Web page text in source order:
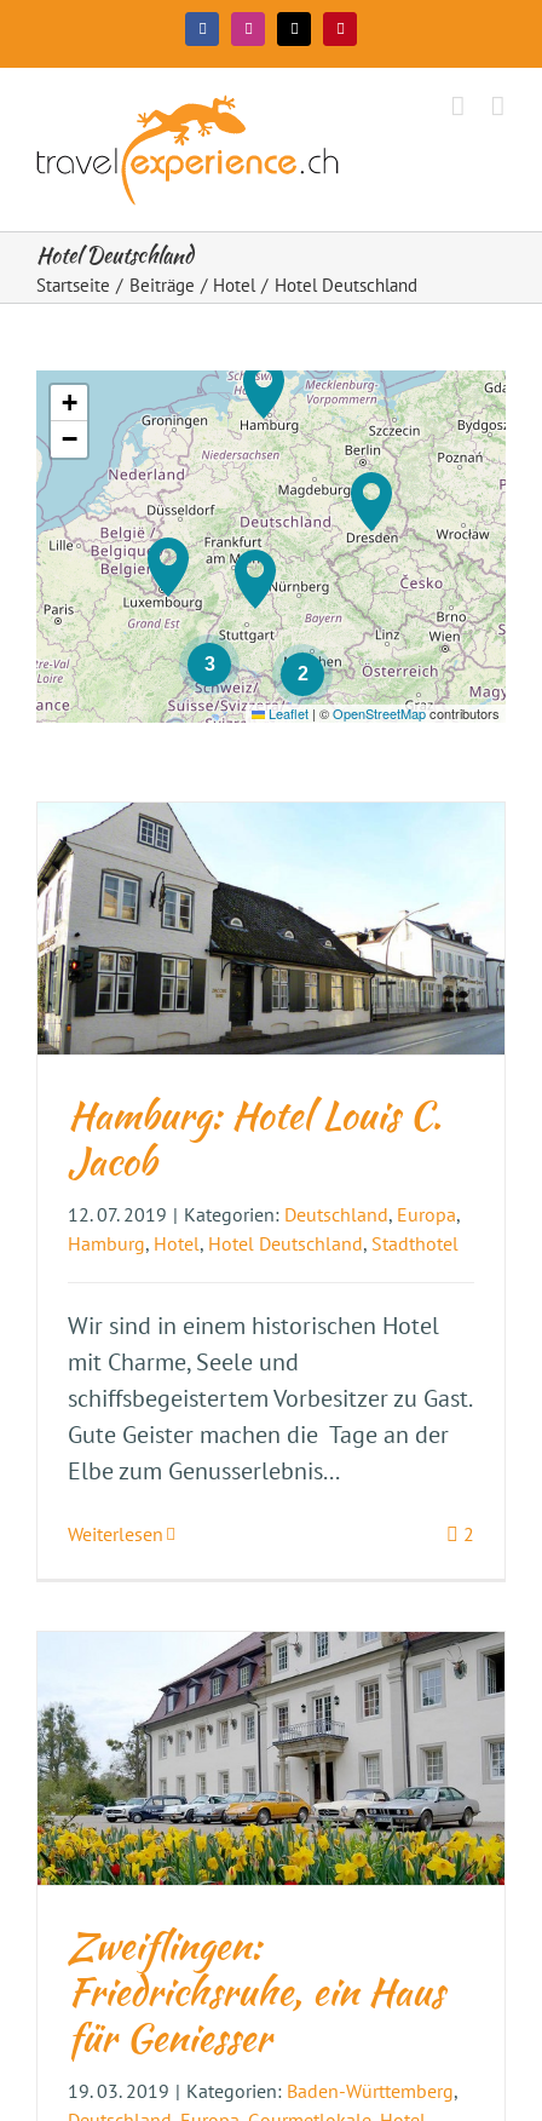
FacebookInstagram
X Pinterest
Hotel Deutschland
Startseite Beiträge Hotel Hotel Deutschland
2
3
+
−
Leaflet | ©OpenStreetMapcontributors
Hamburg: Hotel Louis C.
Jacob
12. 07. 2019 | Kategorien: Deutschland, Europa,
Hamburg, Hotel, Hotel Deutschland, Stadthotel
Wir sind in einem historischen Hotel
mit Charme, Seele und
schiffsbegeistertem Vorbesitzer zu Gast.
Gute Geister machen die Tage an der
Elbe zum Genusserlebnis...
Weiterlesen 2
Zweiflingen:
Friedrichsruhe, ein Haus
für Geniesser
19. 03. 2019 | Kategorien: Baden-Württemberg,